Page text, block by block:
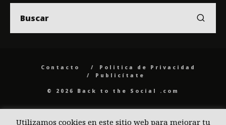
Contacto
Politica de Privacidad
Publicítate
© 2026 Back to the Social .com
Utilizamos cookies en este sitio web para mejorar tu